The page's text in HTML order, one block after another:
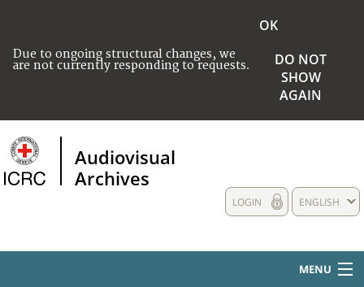
Due to ongoing structural changes, we
are not currently responding to requests.
OK
DO NOT
SHOW
AGAIN
Audiovisual
Archives
ENGLISH
LOGIN
MENU